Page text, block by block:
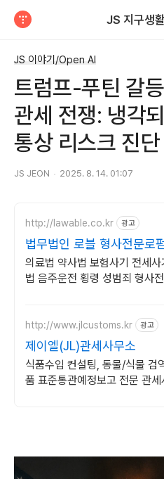
JS 지구생
JS 이야기/Open AI
트럼프-푸틴 갈
관세 전쟁: 냉각
통상 리스크 진단
JS JEON 2025. 8. 14. 01:07
http://lawable.co.kr 광고
법무법인 로블 형사전문로
부터 전담팀운영
의료법 약사법 보험사기 전세사
법 음주운전 횡령 성범죄 형사
http://www.jlcustoms.kr 광고
제이엘(JL)관세사무소
식품수입 컨설팅, 동물/식물 검
품 표준통관예정보고 전문 관세